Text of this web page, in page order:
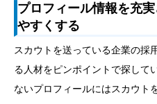
プロフィール情報を充
やすくする
スカウトを送っている企業の採
る人材をピンポイントで探して
ないプロフィールにはスカウト